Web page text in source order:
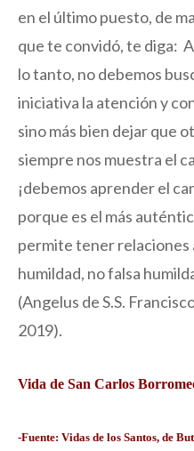
en el último puesto, de
que te convidó, te diga:
lo tanto, no debemos
iniciativa la atención y
sino más bien dejar que
siempre nos muestra el
¡debemos aprender el
porque es el más
permite tener
humildad, no falsa
(Angelus de S.S.
2019).
Vida de San Carlos
-Fuente: Vidas de los Santos, de